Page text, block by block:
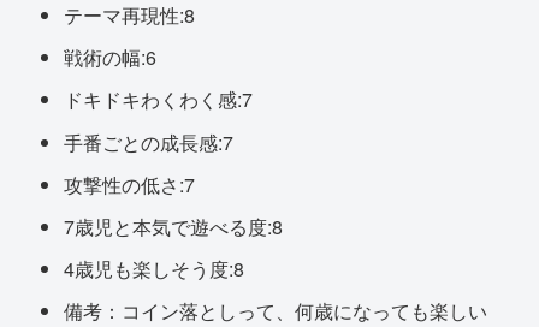
テーマ再現性:8
戦術の幅:6
ドキドキわくわく感:7
手番ごとの成長感:7
攻撃性の低さ:7
7歳児と本気で遊べる度:8
4歳児も楽しそう度:8
備考：コイン落としって、何歳になっても楽しい